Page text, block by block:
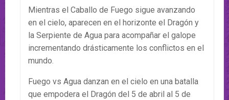
Mientras el Caballo de Fuego sigue avanzando
en el cielo, aparecen en el horizonte el Dragón y
la Serpiente de Agua para acompañar el galope
incrementando drásticamente los conflictos en el
mundo.
Fuego vs Agua danzan en el cielo en una batalla
que empodera el Dragón del 5 de abril al 5 de